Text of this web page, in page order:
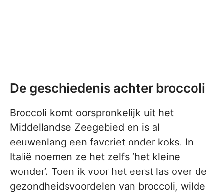
De geschiedenis achter broccoli
Broccoli komt oorspronkelijk uit het
Middellandse Zeegebied en is al
eeuwenlang een favoriet onder koks. In
Italië noemen ze het zelfs ‘het kleine
wonder’. Toen ik voor het eerst las over de
gezondheidsvoordelen van broccoli, wilde